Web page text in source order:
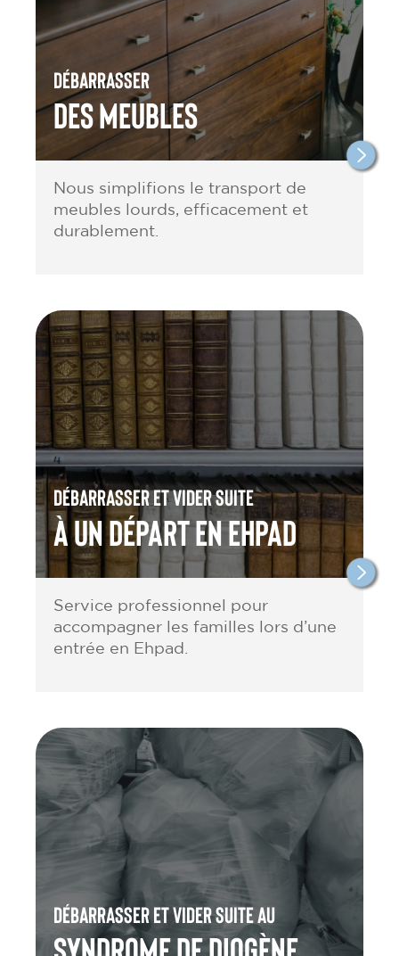
Débarrasser
des meubles
Nous simplifions le transport de
meubles lourds, efficacement et
durablement.
Débarrasser et vider suite
à un départ en Ehpad
Service professionnel pour
accompagner les familles lors d’une
entrée en Ehpad.
Débarrasser et vider suite au